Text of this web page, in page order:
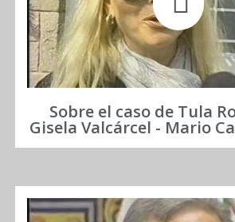
Sobre el caso de Tula
Gisela Valcárcel - Mario